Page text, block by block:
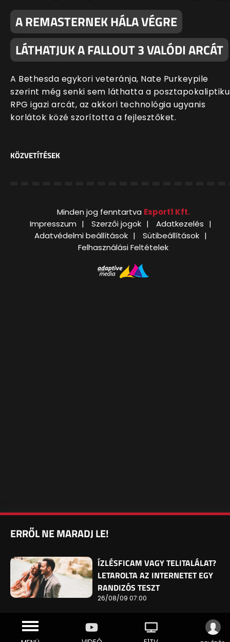
A REMASTERNEK HÁLA VÉGRE
LÁTHATJUK A FALLOUT 3 VALÓDI ARCÁT
A Bethesda egykori veteránja, Nate Purkeypile
szerint még senki sem láthatta a
RPG igazi arcát, az akkori technológia ugyanis
korlátok közé szorította a fejlesztőket.
KÖZVETÍTÉSEK
Minden jog fenntartva Esport1 Kft.
Impresszum
Szerzői jogok
Adatkezelés
Adatvédelmi beállítások
Sütibeállítások
Felhasználási Feltételek
ERRŐL NE MARADJ LE!
ÍZLÉSFICAM VAGY TELITALÁLAT?
LETAROLTA AZ INTERNETET EGY
RANDIZÓS TESZT
26/08/09 07:00